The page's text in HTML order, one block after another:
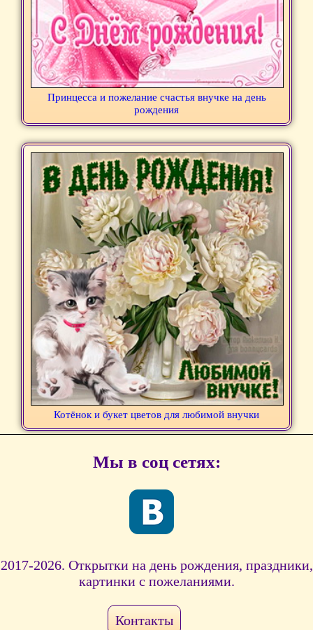
Принцесса и пожелание счастья внучке на день
рождения
Котёнок и букет цветов для любимой внучки
Мы в соц сетях:
2017-2026. Открытки на день рождения, праздники,
картинки с пожеланиями.
Контакты